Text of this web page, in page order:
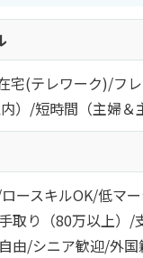
宅(テレワーク)/フ
） /短時間（主婦＆
ロースキルOK/低マ
取り（80万以上） /
由/シニア歓迎/外国